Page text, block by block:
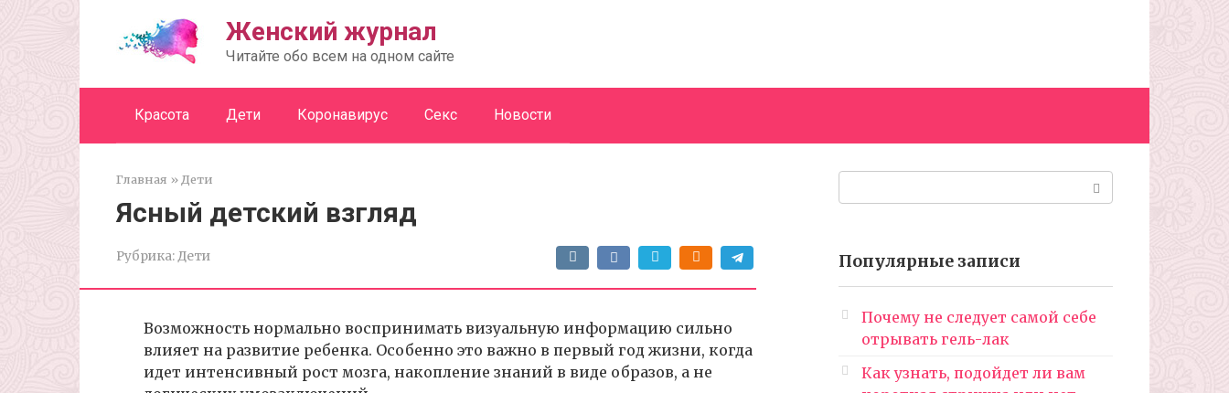
Женский журнал
Читайте обо всем на одном сайте
Красота Дети Коронавирус Секс Новости
Главная » Дети
Ясный детский взгляд
Рубрика:Дети
Возможность нормально воспринимать визуальную информацию сильно
влияет на развитие ребенка. Особенно это важно в первый год жизни, когда
идет интенсивный рост мозга, накопление знаний в виде образов, а не
Популярные записи
Почему не следует самой себе
отрывать гель-лак
Как узнать, подойдет ли вам